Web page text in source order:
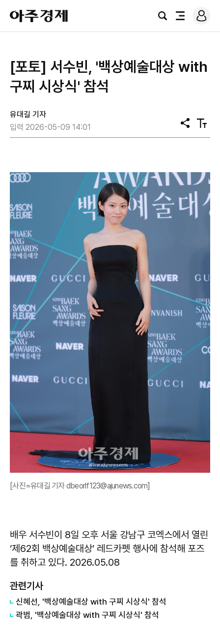
아
주
경
검
전
로
그
[포토] 서수빈, '백상예술대상 with
구찌 시상식' 참석
유대길 기자
입력 2026-05-09 14:01
공
유
텍
스
[사진=유대길 기자 dbeorlf123@ajunews.com]
배우 서수빈이 8일 오후 서울 강남구 코엑스에서 열린
‘제62회 백상예술대상’ 레드카펫 행사에 참석해 포즈
를 취하고 있다. 2026.05.08
관련기사
신혜선, '백상예술대상 with 구찌 시상식' 참석
곽범, '백상예술대상 with 구찌 시상식' 참석